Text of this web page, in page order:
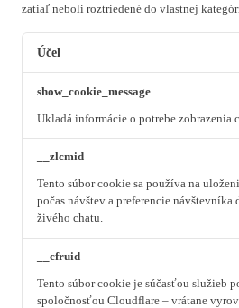
zatiaľ neboli roztriedené do vlastnej
Účel
show_cookie_message
Ukladá informácie o potrebe zobrazenia
__zlcmid
Tento súbor cookie sa používa na
počas návštev a preferencie
živého chatu.
__cfruid
Tento súbor cookie je súčasťou služieb
spoločnosťou Cloudflare – vrátane